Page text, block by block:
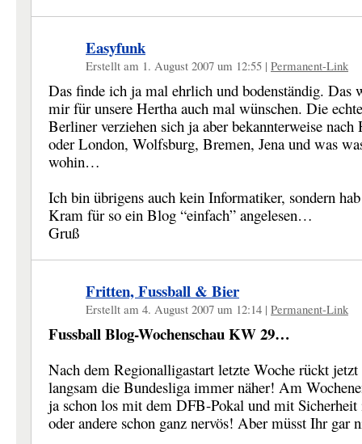
Easyfunk
Erstellt am 1. August 2007 um 12:55 | Permanent-Link
Das finde ich ja mal ehrlich und bodenständig. Das
mir für unsere Hertha auch mal wünschen. Die
Berliner verziehen sich ja aber bekannterweise nach
oder London, Wolfsburg, Bremen, Jena und was
wohin…
Ich bin übrigens auch kein Informatiker, sondern
Kram für so ein Blog “einfach” angelesen…
Gruß
Fritten, Fussball & Bier
Erstellt am 4. August 2007 um 12:14 | Permanent-Link
Fussball Blog-Wochenschau KW 29…
Nach dem Regionalligastart letzte Woche rückt jetzt
langsam die Bundesliga immer näher! Am
ja schon los mit dem DFB-Pokal und mit Sicherheit
oder andere schon ganz nervös! Aber müsst Ihr